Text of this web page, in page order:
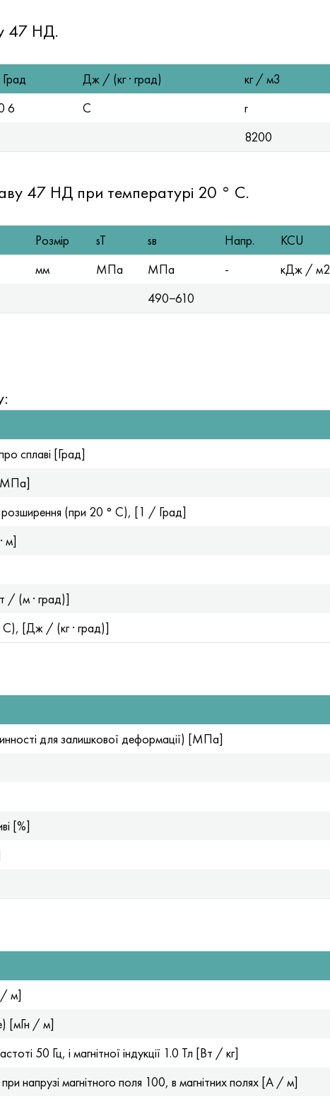
47 НД.
Дж / (кг · град) кг / м3
6 C r
8200
47 НД при температурі 20 ° C.
Розмір sT sв Напр. KCU
мм
МПа МПа - кДж / м2
490−610
сплаві [Град]
розширення (при 20 ° С), [1 / Град]
м]
/ (м · град)]
С), [Дж / (кг · град)]
для залишкової деформації) [МПа]
[%]
/ м]
[мГн / м]
50 Гц, і магнітної індукції 1.0 Тл [Вт / кг]
напрузі магнітного поля 100, в магнітних полях [А / м]